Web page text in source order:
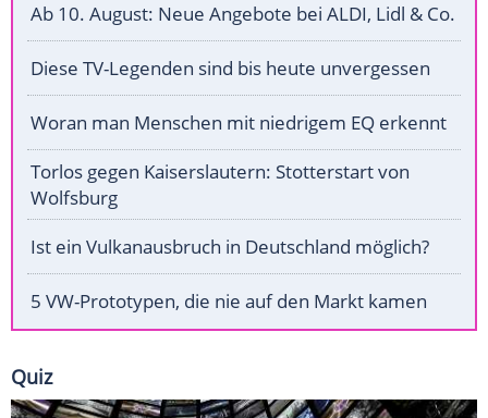
Ab 10. August: Neue Angebote bei ALDI, Lidl & Co.
Diese TV-Legenden sind bis heute unvergessen
Woran man Menschen mit niedrigem EQ erkennt
Torlos gegen Kaiserslautern: Stotterstart von
Wolfsburg
Ist ein Vulkanausbruch in Deutschland möglich?
5 VW-Prototypen, die nie auf den Markt kamen
Quiz